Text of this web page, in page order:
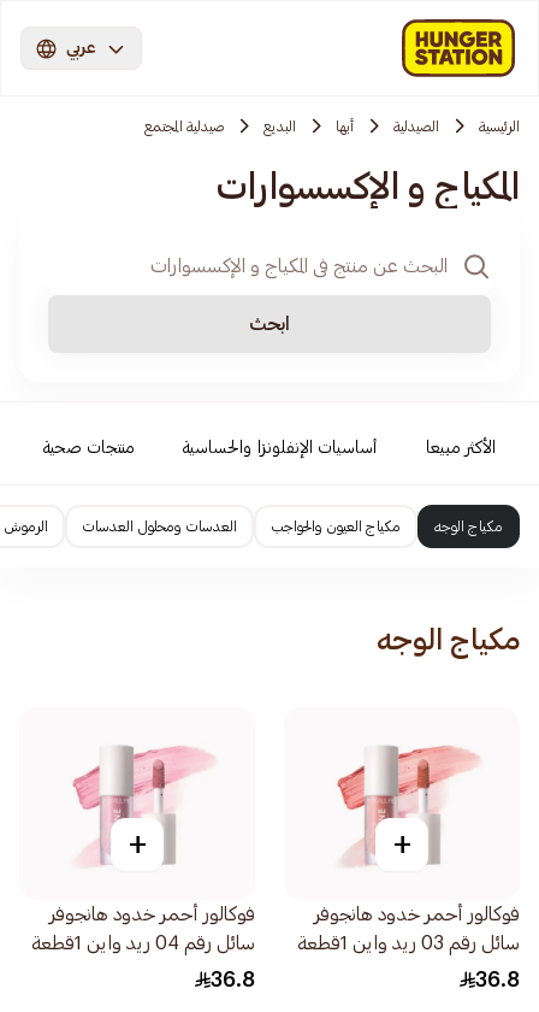
عربي
الرئيسية الصيدلية أبها البديع صيدلية المجتمع
المكياج و الإكسسوارات
ابحث
الأكثر مبيعا أساسيات الإنفلونزا والحساسية منتجات صحية
مكياج الوجه مكياج العيون والحواجب العدسات ومحلول العدسات الرموش
مكياج الوجه
+
فوكالور أحمر خدود هانجوفر
سائل رقم 03 ريد واين 1قطعة
36.8
+
فوكالور أحمر خدود هانجوفر
سائل رقم 04 ريد واين 1قطعة
36.8